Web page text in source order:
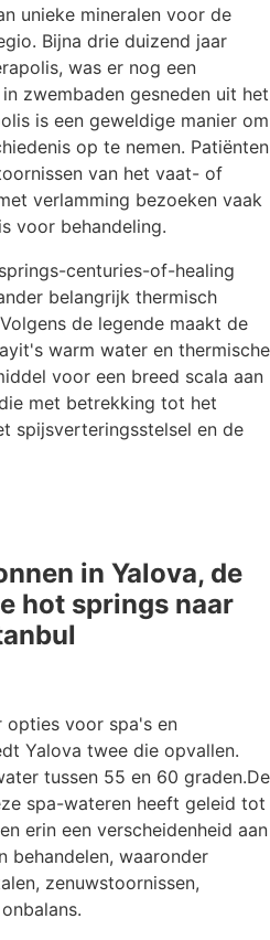
unieke mineralen voor de
Bijna drie duizend jaar
was er nog een
zwembaden gesneden uit het
is een geweldige manier om
op te nemen. Patiënten
van het vaat- of
verlamming bezoeken vaak
voor behandeling.
belangrijk thermisch
de legende maakt de
warm water en thermische
voor een breed scala aan
met betrekking tot het
spijsverteringsstelsel en de
in Yalova, de
hot springs naar
opties voor spa's en
Yalova twee die opvallen.
tussen 55 en 60 graden.De
spa-wateren heeft geleid tot
erin een verscheidenheid aan
behandelen, waaronder
zenuwstoornissen,